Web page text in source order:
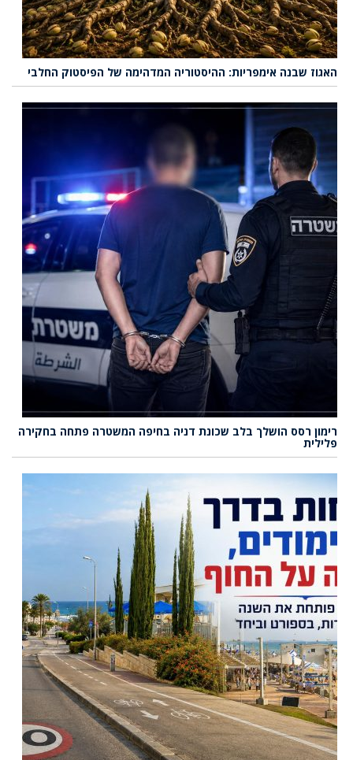
האגוז שבנה אימפריות: ההיסטוריה המדהימה של הפיסטוק החלבי
רימון רסס הושלך בלב שכונת דניה בחיפה המשטרה פתחה בחקירה
פלילית